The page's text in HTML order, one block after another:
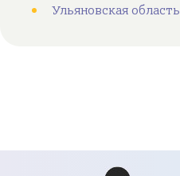
Ульяновская область